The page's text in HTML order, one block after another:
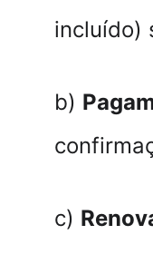
incluído)
b)
c)